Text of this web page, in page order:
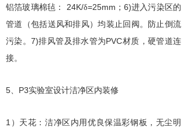
铝箔玻璃棉毡：
24K/δ=25mm ； 6)进入污染区的
管道（包括送风和排风）均装止回阀。防止倒流
污染。7)排风管及排水管为PVC材质，硬管道连
接。
5、 P3实验室设计洁净区内装修
1 ）天花：洁净区内用优良保温彩钢板，无尘明